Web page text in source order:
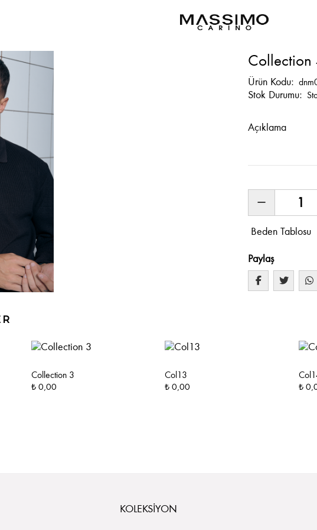
Collection
Ürün Kodu:
Stok Durumu:
Açıklama
Beden Tablosu
Paylaş
Collection 3
₺ 0,00
Col13
₺ 0,00 ₺
KOLEKSIYON